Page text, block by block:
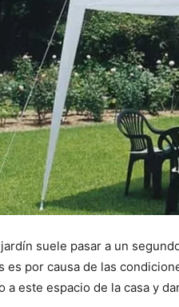
suele pasar a un
es por causa de las
a este espacio de la casa y